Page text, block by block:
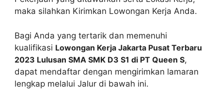
maka silahkan Kirimkan Lowongan Kerja Anda.
Bagi Anda yang tertarik dan memenuhi
kualifikasi Lowongan Kerja Jakarta Pusat Terbaru
2023 Lulusan SMA SMK D3 S1 di PT Queen S,
dapat mendaftar dengan mengirimkan lamaran
lengkap melalui Jalur di bawah ini.